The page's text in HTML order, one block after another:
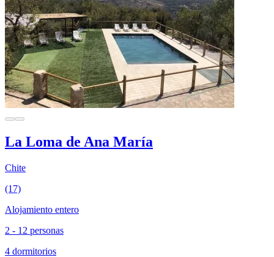
La Loma de Ana María
Chite
(17)
Alojamiento entero
2 - 12 personas
4 dormitorios